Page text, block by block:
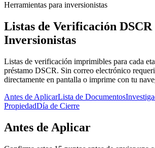
Herramientas para inversionistas
Listas de Verificación DSCR
Inversionistas
Listas de verificación imprimibles para cada
préstamo DSCR. Sin correo electrónico
directamente en pantalla o imprime con tu
Antes de AplicarLista de Documentos
PropiedadDía de Cierre
Antes de Aplicar